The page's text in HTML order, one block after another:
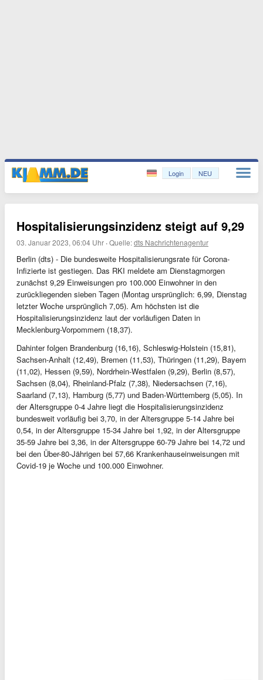
Login NEU
Hospitalisierungsinzidenz steigt auf 9,29
03. Januar 2023, 06:04 Uhr ·Quelle:dts Nachrichtenagentur
Berlin (dts) - Die bundesweite Hospitalisierungsrate für Corona-
Infizierte ist gestiegen. Das RKI meldete am Dienstagmorgen
zunächst 9,29 Einweisungen pro 100.000 Einwohner in den
zurückliegenden sieben Tagen (Montag ursprünglich: 6,99, Dienstag
letzter Woche ursprünglich 7,05). Am höchsten ist die
Hospitalisierungsinzidenz laut der vorläufigen Daten in
Mecklenburg-Vorpommern (18,37).
Dahinter folgen Brandenburg (16,16), Schleswig-Holstein (15,81),
Sachsen-Anhalt (12,49), Bremen (11,53), Thüringen (11,29), Bayern
(11,02), Hessen (9,59), Nordrhein-Westfalen (9,29), Berlin (8,57),
Sachsen (8,04), Rheinland-Pfalz (7,38), Niedersachsen (7,16),
Saarland (7,13), Hamburg (5,77) und Baden-Württemberg (5,05). In
der Altersgruppe 0-4 Jahre liegt die Hospitalisierungsinzidenz
bundesweit vorläufig bei 3,70, in der Altersgruppe 5-14 Jahre bei
0,54, in der Altersgruppe 15-34 Jahre bei 1,92, in der Altersgruppe
35-59 Jahre bei 3,36, in der Altersgruppe 60-79 Jahre bei 14,72 und
bei den Über-80-Jährigen bei 57,66 Krankenhauseinweisungen mit
Covid-19 je Woche und 100.000 Einwohner.